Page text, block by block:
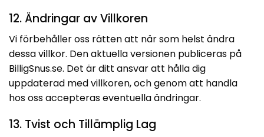
12. Ändringar av Villkoren
Vi förbehåller oss rätten att när som helst ändra
dessa villkor. Den aktuella versionen publiceras på
BilligSnus.se. Det är ditt ansvar att hålla dig
uppdaterad med villkoren, och genom att handla
hos oss accepteras eventuella ändringar.
13. Tvist och Tillämplig Lag